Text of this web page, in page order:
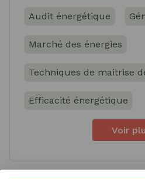
Audit énergétique
Marché des énergies
Techniques de maitrise
Efficacité énergétique
Voir